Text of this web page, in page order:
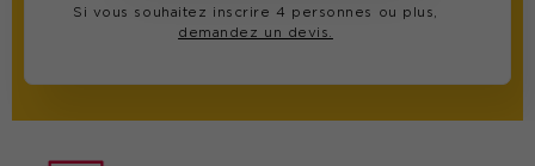
Si vous souhaitez inscrire 4 personnes ou plus,
demandez un devis.